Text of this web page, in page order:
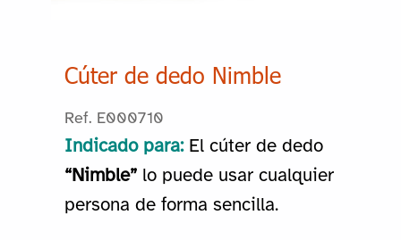
Cúter de dedo Nimble
Ref. E000710
Indicado para: El cúter de dedo
“Nimble”lo puede usar cualquier
persona de forma sencilla.